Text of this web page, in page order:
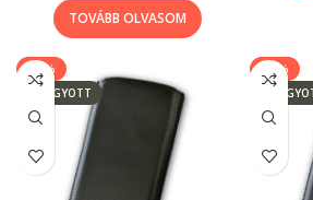
TOVÁBB OLVASOM
-14%
ELFOGYOTT
-14%